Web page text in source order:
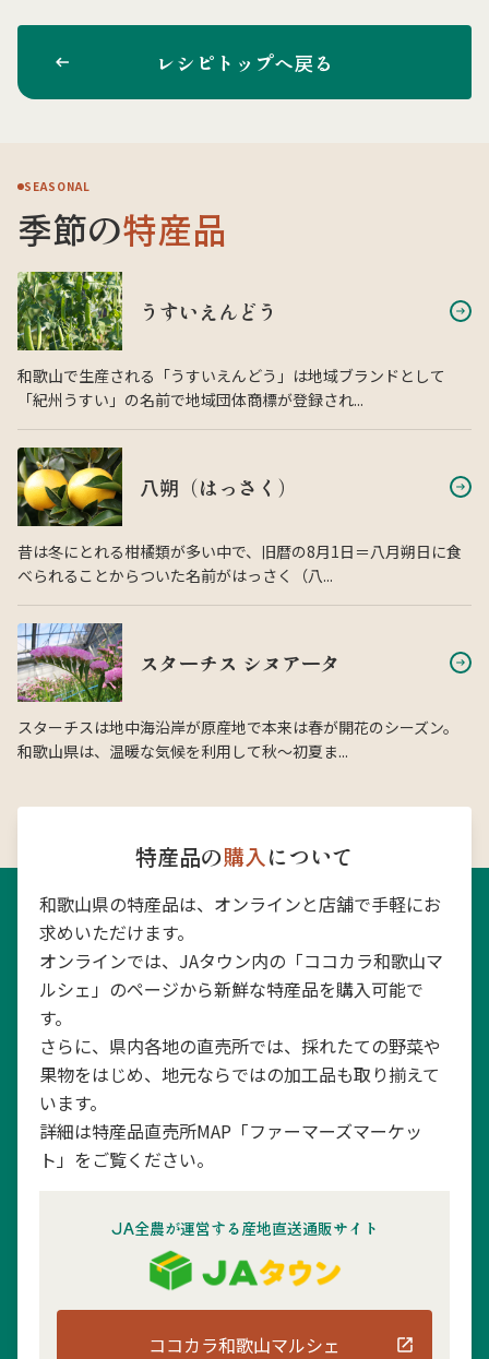
レシピトップへ戻る
SEASONAL
季節の特産品
うすいえんどう
和歌山で生産される「うすいえんどう」は地域ブランドとして
「紀州うすい」の名前で地域団体商標が登録され...
八朔（はっさく）
昔は冬にとれる柑橘類が多い中で、旧暦の8月1日＝八月朔日に食
べられることからついた名前がはっさく（八...
スターチス シヌアータ
スターチスは地中海沿岸が原産地で本来は春が開花のシーズン。
和歌山県は、温暖な気候を利用して秋〜初夏ま...
特産品の購入について
和歌山県の特産品は、オンラインと店舗で手軽にお
求めいただけます。
オンラインでは、JAタウン内の「ココカラ和歌山マ
ルシェ」のページから新鮮な特産品を購入可能で
す。
さらに、県内各地の直売所では、採れたての野菜や
果物をはじめ、地元ならではの加工品も取り揃えて
います。
詳細は特産品直売所MAP「ファーマーズマーケッ
ト」をご覧ください。
JA全農が運営する産地直送通販サイト
ココカラ和歌山マルシェ